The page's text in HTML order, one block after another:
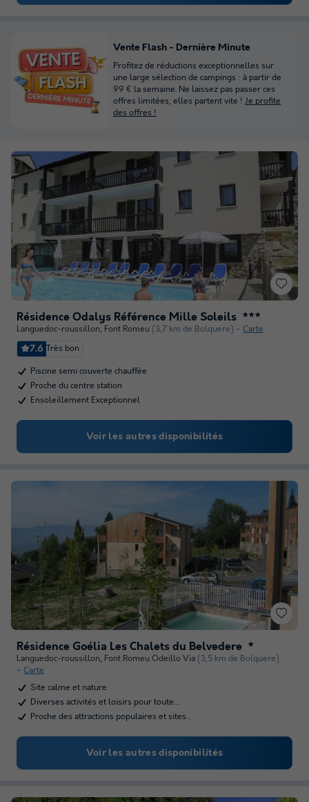
Résidence Odalys Référence Mille Soleils ★★★
Languedoc-roussillon, Font Romeu (3,7 km de Bolquere) Carte
7.6 Très bon
Piscine semi couverte chauffée
Proche du centre station
Ensoleillement Exceptionnel
Voir les autres disponibilités
Résidence Goélia Les Chalets du Belvedere ★
Languedoc-roussillon, Font Romeu Odeillo Via (3,5 km de Bolquere)
Carte
Site calme et nature
Diverses activités et loisirs pour toute…
Proche des attractions populaires et sites…
Voir les autres disponibilités
Vente Flash - Dernière Minute
Profitez de réductions exceptionnelles sur
une large sélection de campings : à partir de
99 € la semaine. Ne laissez pas passer ces
offres limitées, elles partent vite ! Je profite
des offres !